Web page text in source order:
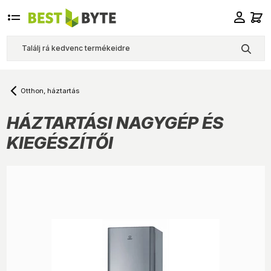
Otthon, háztartás
HÁZTARTÁSI NAGYGÉP ÉS
KIEGÉSZÍTŐI